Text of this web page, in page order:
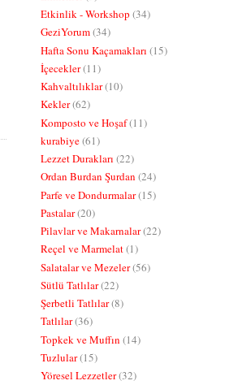
Etkinlik - Workshop (34)
GeziYorum(34)
Hafta Sonu Kaçamakları (15)
İçecekler(11)
Kahvaltılıklar(10)
Kekler(62)
Komposto ve Hoşaf(11)
kurabiye(61)
Lezzet Durakları (22)
Ordan Burdan Şurdan (24)
Parfe ve Dondurmalar(15)
Pastalar(20)
Pilavlar ve Makarnalar(22)
Reçel ve Marmelat(1)
Salatalar ve Mezeler(56)
Sütlü Tatlılar(22)
Şerbetli Tatlılar(8)
Tatlılar(36)
Topkek ve Muffın (14)
Tuzlular(15)
Yöresel Lezzetler(32)